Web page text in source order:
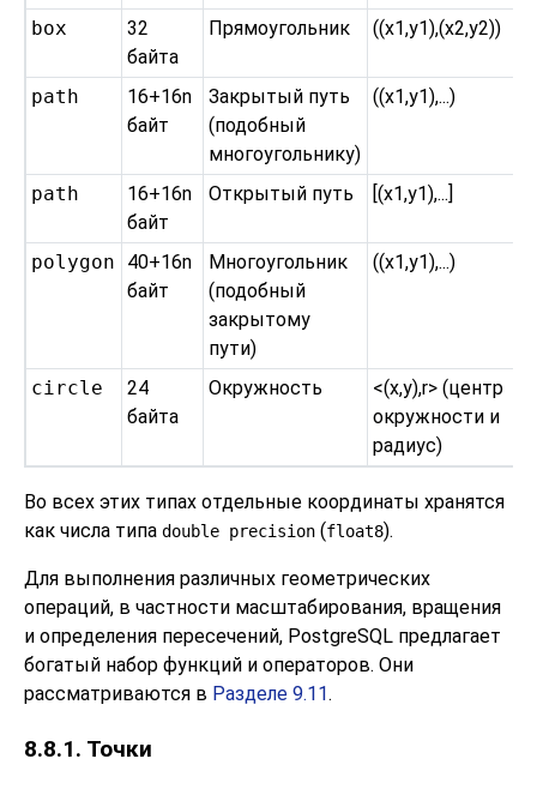
box
32
байта
Прямоугольник ((x1,y1),(x2,y2))
path
16+16n
байт
Закрытый путь
(подобный
многоугольнику)
((x1,y1),...)
path
16+16n
байт
Открытый путь [(x1,y1),...]
polygon
40+16n
байт
Многоугольник
(подобный
закрытому
пути)
((x1,y1),...)
circle
24
байта
Окружность
<(x,y),r> (центр
окружности и
радиус)
Во всех этих типах отдельные координаты хранятся
как числа типа double precision (float8).
Для выполнения различных геометрических
операций, в частности масштабирования, вращения
и определения пересечений, PostgreSQL предлагает
богатый набор функций и операторов. Они
рассматриваются в Разделе 9.11.
8.8.1. Точки